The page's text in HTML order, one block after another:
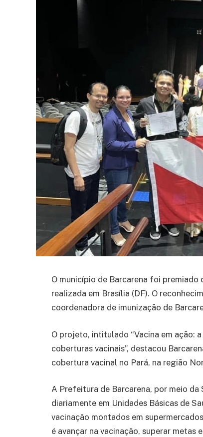
O município de Barcarena foi
realizada em Brasília (DF). O
coordenadora de imunização de
O projeto, intitulado “Vacina em ação:
coberturas vacinais”, destacou
cobertura vacinal no Pará, na região
A Prefeitura de Barcarena, por meio
diariamente em Unidades Básicas de
vacinação montados em
é avançar na vacinação, superar metas